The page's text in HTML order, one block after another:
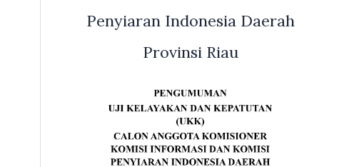
Penyiaran Indonesia Daerah
Provinsi Riau